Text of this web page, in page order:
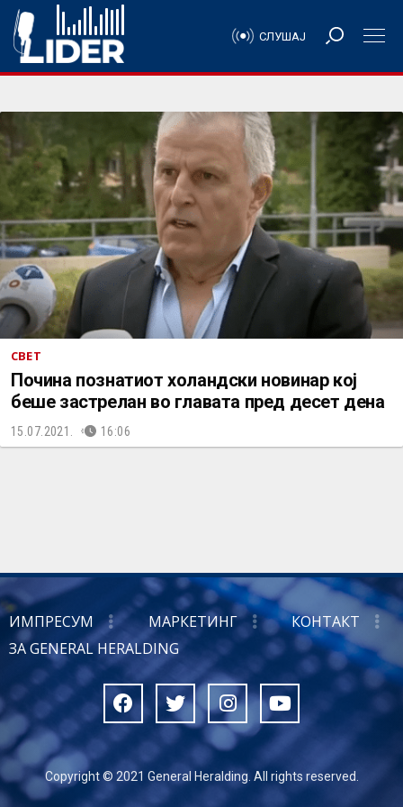
СЛУШАЈ
СВЕТ
Почина познатиот холандски новинар кој
беше застрелан во главата пред десет дена
15.07.2021. 16:06
ИМПРЕСУМ МАРКЕТИНГ
КОНТАКТ
ЗА GENERAL HERALDING
Copyright © 2021 General Heralding. All rights reserved.